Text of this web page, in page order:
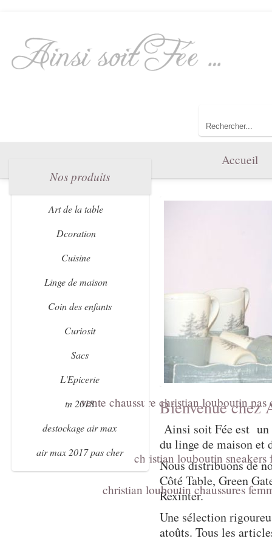
Accueil
vente chaussure christian louboutin
christian louboutin sneakers
christian louboutin chaussures
Nos produits
Art de la table
Dcoration
Cuisine
Linge de maison
Coin des enfants
Curiosit
Sacs
L'Epicerie
tn 2018
destockage air max
air max 2017 pas cher
Bienvenue chez
Ainsi soit Fée est un
du linge de maison et
Nous distribuons de
Côté Table, Green
Rexinter.
Une sélection
atoûts. Tous les